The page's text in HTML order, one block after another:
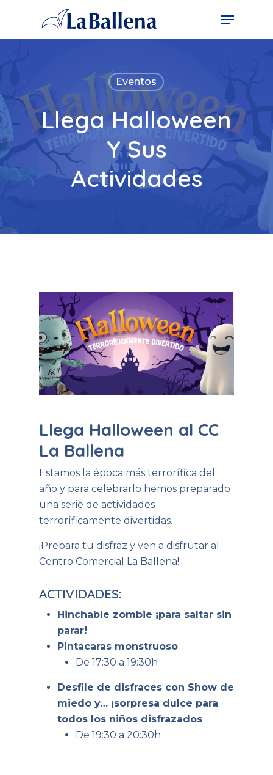
Eventos
Llega Halloween
Y Sus
Actividades
Llega Halloween al CC
La Ballena
Estamos la época más terrorífica del
año y para celebrarlo hemos preparado
una serie de actividades
terroríficamente divertidas.
¡Prepara tu disfraz y ven a disfrutar al
Centro Comercial La Ballena!
ACTIVIDADES:
Hinchable zombie ¡para saltar sin
parar!
Pintacaras monstruoso
De 17:30 a 19:30h
Desfile de disfraces con Show de
miedo y… ¡sorpresa dulce para
todos los niños disfrazados
De 19:30 a 20:30h